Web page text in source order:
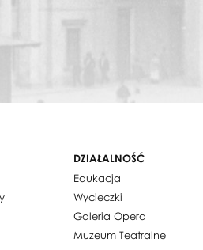
DZIAŁALNOŚĆ
Edukacja
Wycieczki
Galeria Opera
Muzeum Teatralne